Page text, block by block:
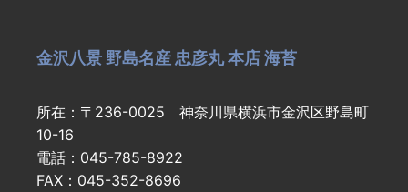
金沢八景 野島名産 忠彦丸 本店 海苔
所在：〒236-0025 神奈川県横浜市金沢区野島町
10-16
電話：045-785-8922
FAX：045-352-8696